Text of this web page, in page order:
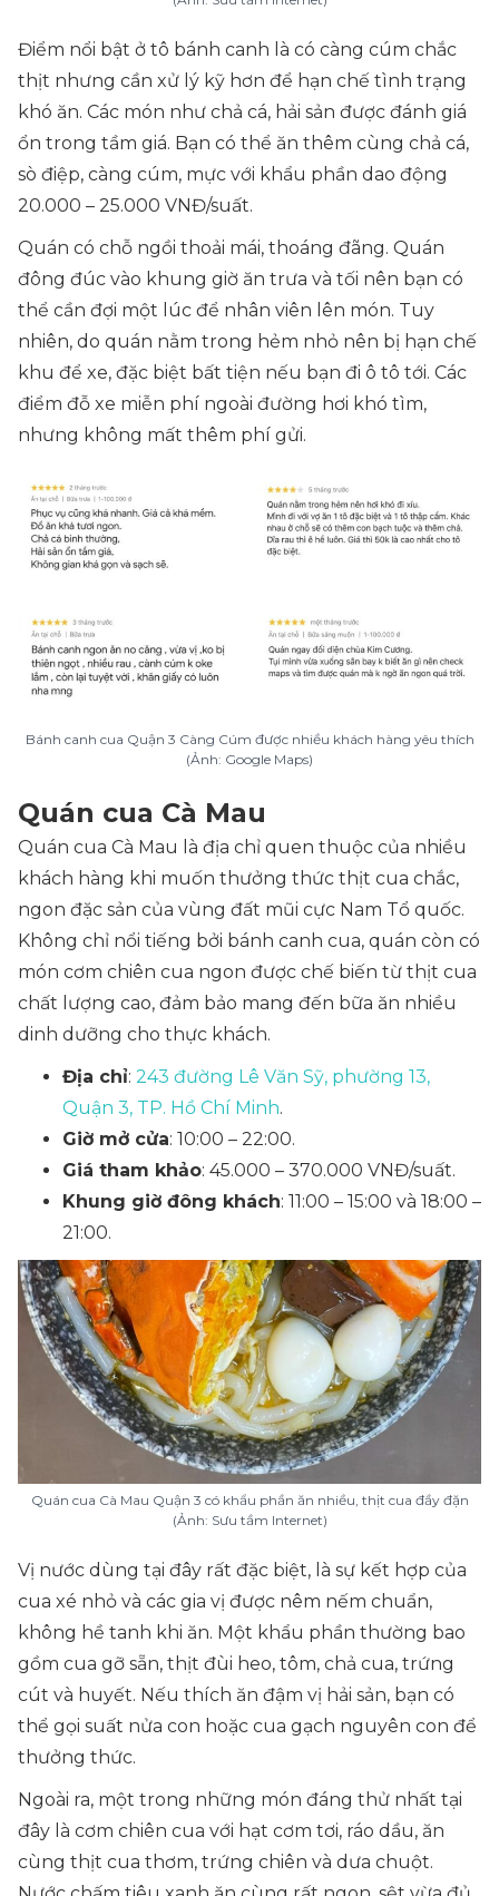
Điểm nổi bật ở tô bánh canh là có càng cúm chắc
thịt nhưng cần xử lý kỹ hơn để hạn chế tình trạng
khó ăn. Các món như chả cá, hải sản được đánh giá
ổn trong tầm giá. Bạn có thể ăn thêm cùng chả cá,
sò điệp, càng cúm, mực với khẩu phần dao động
20.000 – 25.000 VNĐ/suất.
Quán có chỗ ngồi thoải mái, thoáng đãng. Quán
đông đúc vào khung giờ ăn trưa và tối nên bạn có
thể cần đợi một lúc để nhân viên lên món. Tuy
nhiên, do quán nằm trong hẻm nhỏ nên bị hạn chế
khu để xe, đặc biệt bất tiện nếu bạn đi ô tô tới. Các
điểm đỗ xe miễn phí ngoài đường hơi khó tìm,
nhưng không mất thêm phí gửi.
Bánh canh cua Quận 3 Càng Cúm được nhiều khách hàng yêu thích
(Ảnh: Google Maps)
Quán cua Cà Mau
Quán cua Cà Mau là địa chỉ quen thuộc của nhiều
khách hàng khi muốn thưởng thức thịt cua chắc,
ngon đặc sản của vùng đất mũi cực Nam Tổ quốc.
Không chỉ nổi tiếng bởi bánh canh cua, quán còn có
món cơm chiên cua ngon được chế biến từ thịt cua
chất lượng cao, đảm bảo mang đến bữa ăn nhiều
dinh dưỡng cho thực khách.
Địa chỉ: 243 đường Lê Văn Sỹ, phường 13,
Quận 3, TP. Hồ Chí Minh.
Giờ mở cửa: 10:00 – 22:00.
Giá tham khảo: 45.000 – 370.000 VNĐ/suất.
Khung giờ đông khách: 11:00 – 15:00 và 18:00 –
21:00.
Quán cua Cà Mau Quận 3 có khẩu phần ăn nhiều, thịt cua đầy đặn
(Ảnh: Sưu tầm Internet)
Vị nước dùng tại đây rất đặc biệt, là sự kết hợp của
cua xé nhỏ và các gia vị được nêm nếm chuẩn,
không hề tanh khi ăn. Một khẩu phần thường bao
gồm cua gỡ sẵn, thịt đùi heo, tôm, chả cua, trứng
cút và huyết. Nếu thích ăn đậm vị hải sản, bạn có
thể gọi suất nửa con hoặc cua gạch nguyên con để
thưởng thức.
Ngoài ra, một trong những món đáng thử nhất tại
đây là cơm chiên cua với hạt cơm tơi, ráo dầu, ăn
cùng thịt cua thơm, trứng chiên và dưa chuột.